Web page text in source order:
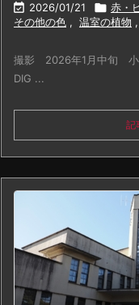
 2026/01/21  赤・
その他の色 , 温室の植物 ,
撮影 2026年1月中旬 小
DIG ...
記